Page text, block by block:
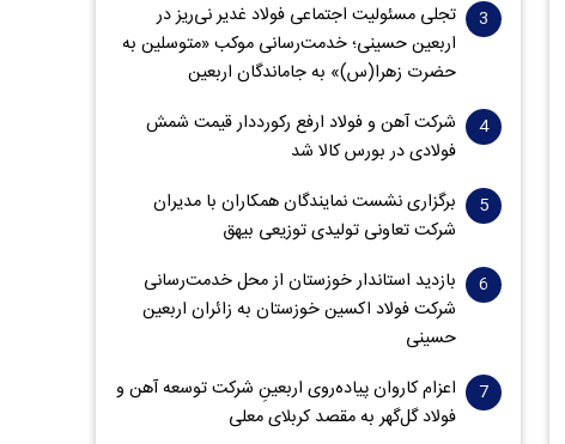
تجلی مسئولیت اجتماعی فولاد غدیر نی‌ریز در
اربعین حسینی؛ خدمت‌رسانی موکب «متوسلین به
حضرت زهرا(س)» به جاماندگان اربعین
شرکت آهن و فولاد ارفع رکورددار قیمت شمش
فولادی در بورس کالا شد
برگزاری نشست نمایندگان همکاران با مدیران
شرکت تعاونی تولیدی توزیعی بیهق
بازدید استاندار خوزستان از محل خدمت‌رسانی
شرکت فولاد اکسین خوزستان به زائران اربعین
حسینی
اعزام کاروان پیاده‌روی اربعینِ شرکت توسعه آهن و
فولاد گل‌گهر به مقصد کربلای معلی